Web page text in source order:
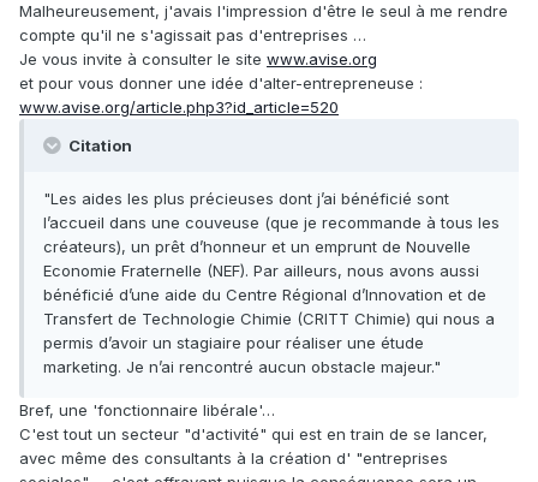
Malheureusement, j'avais l'impression d'être le seul à me rendre
compte qu'il ne s'agissait pas d'entreprises …
Je vous invite à consulter le site www.avise.org
et pour vous donner une idée d'alter-entrepreneuse :
www.avise.org/article.php3?id_article=520
Citation
"Les aides les plus précieuses dont j’ai bénéficié sont
l’accueil dans une couveuse (que je recommande à tous les
créateurs), un prêt d’honneur et un emprunt de Nouvelle
Economie Fraternelle (NEF). Par ailleurs, nous avons aussi
bénéficié d’une aide du Centre Régional d’Innovation et de
Transfert de Technologie Chimie (CRITT Chimie) qui nous a
permis d’avoir un stagiaire pour réaliser une étude
marketing. Je n’ai rencontré aucun obstacle majeur."
Bref, une 'fonctionnaire libérale'…
C'est tout un secteur "d'activité" qui est en train de se lancer,
avec même des consultants à la création d' "entreprises